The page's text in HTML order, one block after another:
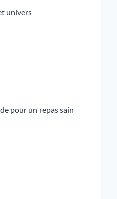
univers
pour un repas sain